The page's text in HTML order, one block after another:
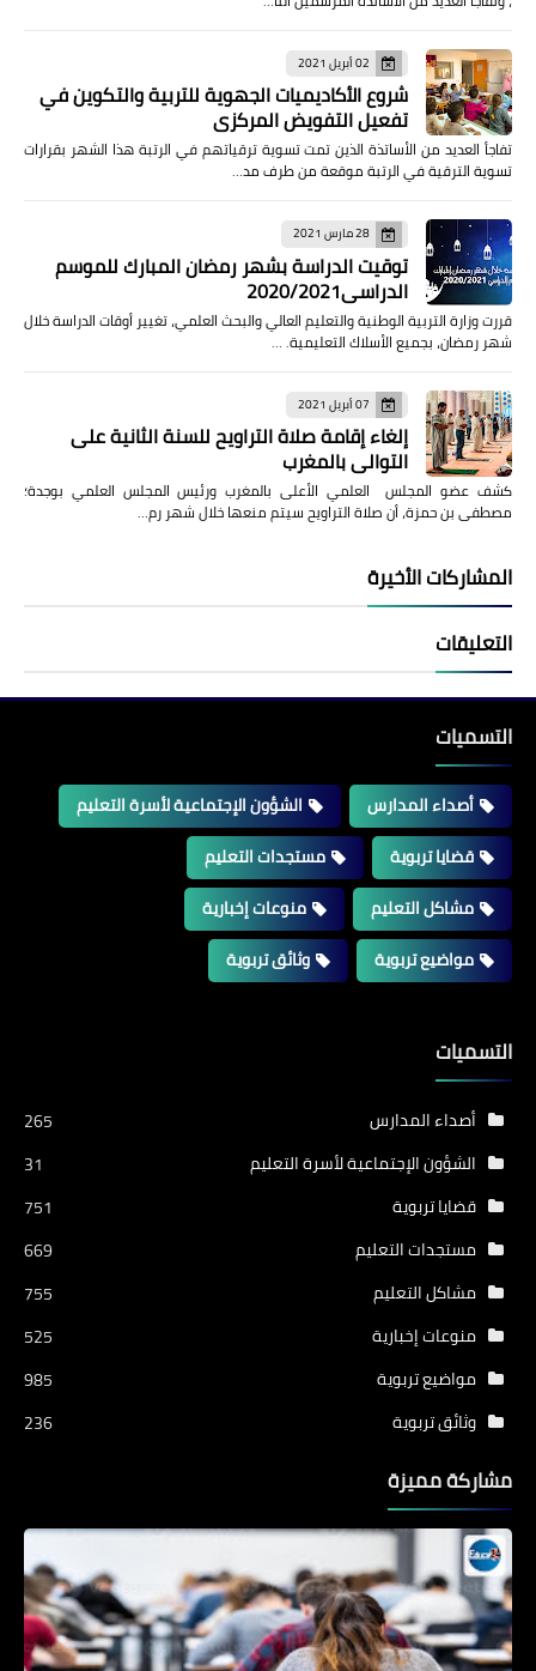
02 أبريل 2021
شروع الأكاديميات الجهوية للتربية والتكوين في
تفعيل التفويض المركزي
تفاجأ العديد من الأساتذة الذين تمت تسوية ترقياتهم في الرتبة هذا الشهر بقرارات
تسوية الترقية في الرتبة موقعة من طرف مد…
28 مارس 2021
توقيت الدراسة بشهر رمضان المبارك للموسم
الدراسي2020/2021
قررت وزارة التربية الوطنية والتعليم العالي والبحث العلمي، تغيير أوقات الدراسة خلال
شهر رمضان، بجميع الأسلاك التعليمية. …
07 أبريل 2021
إلغاء إقامة صلاة التراويح للسنة الثانية على
التوالي بالمغرب
كشف عضو المجلس العلمي الأعلى بالمغرب ورئيس المجلس العلمي بوجدة؛
مصطفى بن حمزة، أن صلاة التراويح سيتم منعها خلال شهر رم…
المشاركات الأخيرة
التعليقات
التسميات
أصداء المدارس
الشؤون الإجتماعية لأسرة التعليم
قضايا تربوية
مستجدات التعليم
مشاكل التعليم
منوعات إخبارية
مواضيع تربوية
وثائق تربوية
التسميات
أصداء المدارس
265
الشؤون الإجتماعية لأسرة التعليم
31
قضايا تربوية
751
مستجدات التعليم
669
مشاكل التعليم
755
منوعات إخبارية
525
مواضيع تربوية
985
وثائق تربوية
236
مشاركة مميزة